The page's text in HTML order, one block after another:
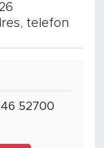
telefon
52700